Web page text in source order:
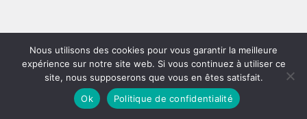
Nous utilisons des cookies pour vous garantir la meilleure
expérience sur notre site web. Si vous continuez à utiliser ce
site, nous supposerons que vous en êtes satisfait.
Ok
Politique de confidentialité